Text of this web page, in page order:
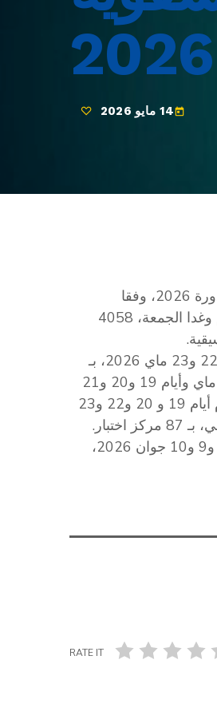
today14 مايو 2026
انطلقت اليوم الخميس، الاختبارات التطبيقية والشفوية الخاصة بامتحان البكالوريا دورة 2026، وفقا
للروزنامة الرسمية لوزارة التربية التي تضبط مواعيد إجراء الاختبارات. ويجتاز اليوم وغدا الجمعة، 4058
وتجرى الأشغال التطبيقية في مادة التكنولوجيا، أيام 14 و15 و16 و18 و20 و21 و22 و23 ماي 2026، بـ
289 مركز اختبار ويمتحن فيها 21 ألفا و677 مترشحا. ويجتاز بداية من السبت 16 ماي وأيام 19 و20 و21
و23 ماي، 162 ألفا و435 مترشحا، الاختبارات التطبيقية في مواد الإعلامية. ويتقدّم أيام 19 و 20 و22 و23
وتُجرى الاختبارات الكتابية للدورة الرئيسية لهذا الامتحان الوطني، أيام 3 و4 و5 و8 و9 و10 جوان 2026،
RATE IT